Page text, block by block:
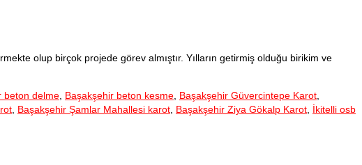
olup birçok projede görev almıştır. Yılların getirmiş olduğu birikim ve
beton delme Başakşehir beton kesme Başakşehir Güvercintepe Karot
Başakşehir Şamlar Mahallesi karot Başakşehir Ziya Gökalp Karot İkitelli osb